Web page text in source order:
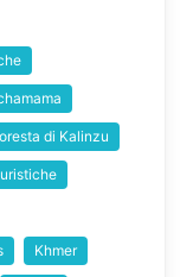
di Kalinzu
Khmer